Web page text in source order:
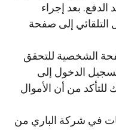
الدفع. بعد إجراء
التلقائي إلى صفحة
الشخصية للتحقق
الدخول إلى
من أن الأموال
في شركة الباري من